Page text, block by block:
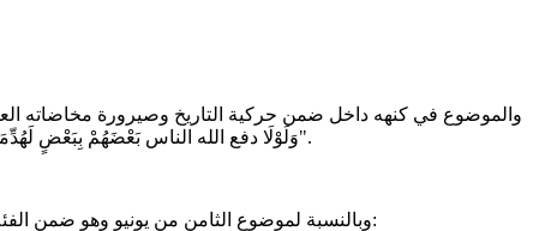
والموضوع في كنهه داخل ضمن حركية التاريخ وصيرورة مخاضاته
"وَلَوْلَا دفع الله الناس بَعْضَهُمْ بِبَعْضٍ لَهُدِّمَتْ صَوَامِعُ وبيع وصلوات"، وإذا تجاوزنا مسألة التأصيل فالمنطلق العملي هو أنه ليس ثمة انقلاب جيد أو سيء وإنما هناك انقلاب ناجح أو فاشل.
وبالنسبة لموضوع الثامن من يونيو وهو ضمن الفئة "غير الناجحة في الحال دون المآل " فقد تعاورته من الناحية الإجرائية والجزائية مجموعة حلقات متسلسلة مترابطة الفعل ومنفصلة الفاعل: